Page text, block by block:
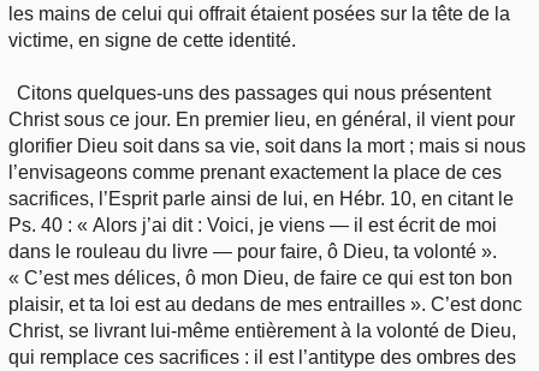
les mains de celui qui offrait étaient posées sur la tête de la
victime, en signe de cette identité.
Citons quelques-uns des passages qui nous présentent
Christ sous ce jour. En premier lieu, en général, il vient pour
glorifier Dieu soit dans sa vie, soit dans la mort ; mais si nous
l’envisageons comme prenant exactement la place de ces
sacrifices, l’Esprit parle ainsi de lui, en Hébr. 10, en citant le
Ps. 40 : « Alors j’ai dit : Voici, je viens — il est écrit de moi
dans le rouleau du livre — pour faire, ô Dieu, ta volonté ».
« C’est mes délices, ô mon Dieu, de faire ce qui est ton bon
plaisir, et ta loi est au dedans de mes entrailles ». C’est donc
Christ, se livrant lui-même entièrement à la volonté de Dieu,
qui remplace ces sacrifices : il est l’antitype des ombres des